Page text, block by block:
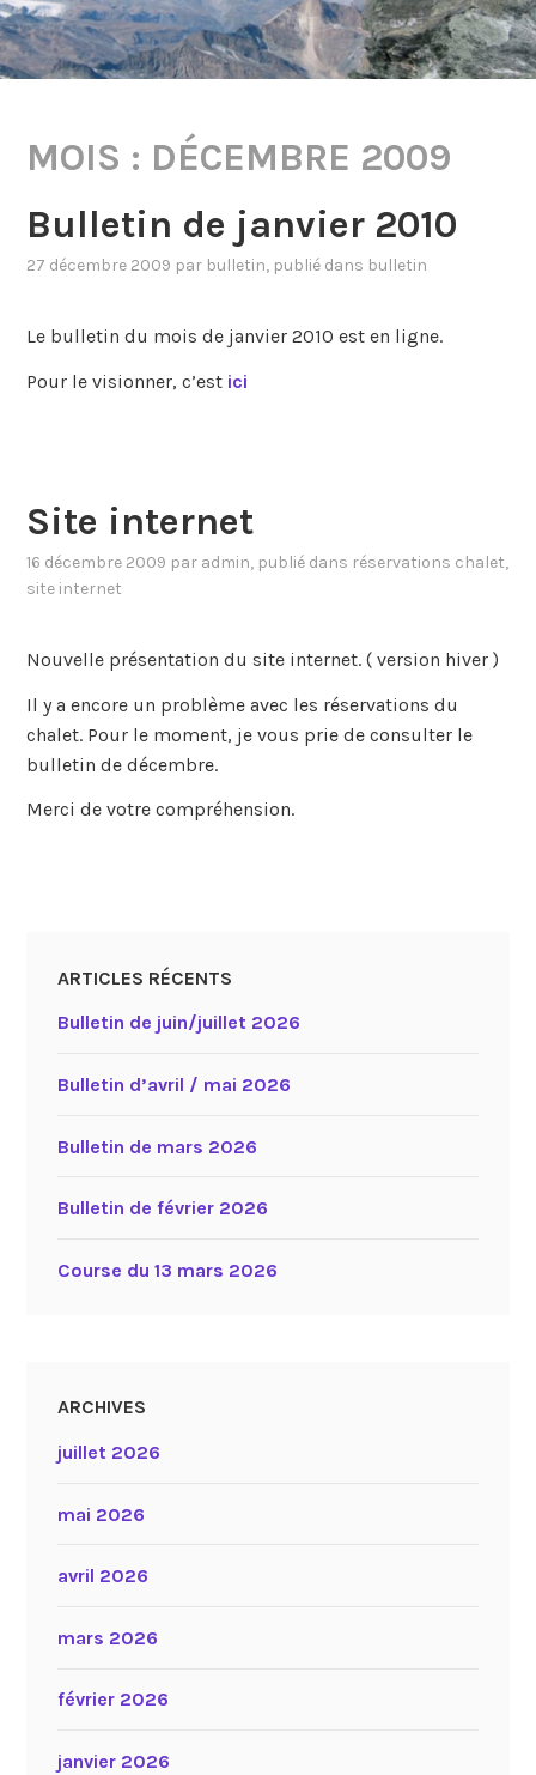
MOIS : DÉCEMBRE 2009
Bulletin de janvier 2010
27 décembre 2009 par bulletin, publié dans bulletin
Le bulletin du mois de janvier 2010 est en ligne.
Pour le visionner, c’est ici
Site internet
16 décembre 2009 par admin, publié dans réservations chalet,
site internet
Nouvelle présentation du site internet. ( version hiver )
Il y a encore un problème avec les réservations du
chalet. Pour le moment, je vous prie de consulter le
bulletin de décembre.
Merci de votre compréhension.
ARTICLES RÉCENTS
Bulletin de juin/juillet 2026
Bulletin d’avril / mai 2026
Bulletin de mars 2026
Bulletin de février 2026
Course du 13 mars 2026
ARCHIVES
juillet 2026
mai 2026
avril 2026
mars 2026
février 2026
janvier 2026